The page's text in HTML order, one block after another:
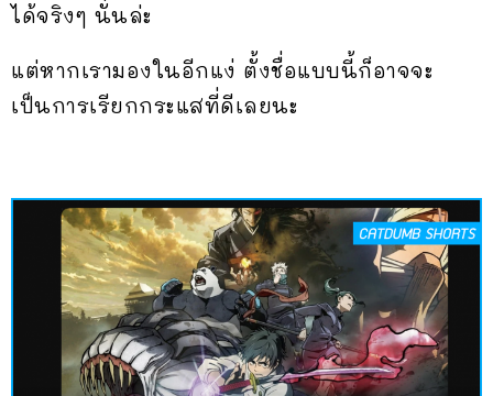
ได้จริงๆ นั่นล่ะ
แต่หากเรามองในอีกแง่ ตั้งชื่อแบบนี้ก็อาจจะ
เป็นการเรียกกระแสที่ดีเลยนะ